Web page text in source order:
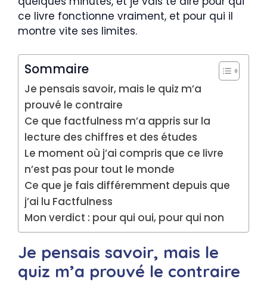
ce livre fonctionne vraiment, et pour qui il
montre vite ses limites.
Sommaire
Je pensais savoir, mais le quiz m’a
prouvé le contraire
Ce que factfulness m’a appris sur la
lecture des chiffres et des études
Le moment où j’ai compris que ce livre
n’est pas pour tout le monde
Ce que je fais différemment depuis que
j’ai lu Factfulness
Mon verdict : pour qui oui, pour qui non
Je pensais savoir, mais le
quiz m’a prouvé le contraire